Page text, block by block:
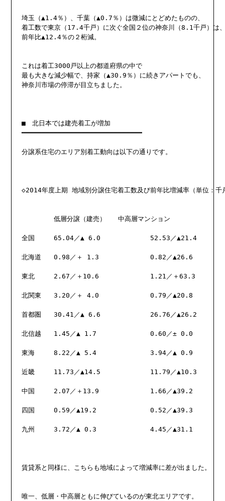
埼玉（▲1.4％）、千葉（▲0.7％）は微減にとどめたものの、
着工数で東京（17.4千戸）に次ぐ全国２位の神奈川（8.1千戸）は
前年比▲12.4％の２桁減。
これは着工3000戸以上の都道府県の中で
最も大きな減少幅で、持家（▲30.9％）に続きアパートでも、
神奈川市場の停滞が目立ちました。
■　北日本では建売着工が増加
━━━━━━━━━━━━━━━━━━━━━━━━━━━━━━
分譲系住宅のエリア別着工動向は以下の通りです。
◇2014年度上期 地域別分譲住宅着工数及び前年比増減率（単位：千
	低層分譲（建売）	中高層マンション
全国	65.04／▲ 6.0	 	52.53／▲21.4
北海道	0.98／＋ 1.3 		0.82／▲26.6
東北	2.67／＋10.6 		1.21／＋63.3
北関東	3.20／＋ 4.0 		0.79／▲20.8
首都圏	30.41／▲ 6.6 		26.76／▲26.2
北信越	1.45／▲ 1.7 		0.60／± 0.0
東海	8.22／▲ 5.4 		3.94／▲ 0.9
近畿	11.73／▲14.5 		11.79／▲10.3
中国	2.07／＋13.9 		1.66／▲39.2
四国	0.59／▲19.2 		0.52／▲39.3
九州	3.72／▲ 0.3 		4.45／▲31.1
賃貸系と同様に、こちらも地域によって増減率に差が出ました。
唯一、低層・中高層ともに伸びているのが東北エリアです。